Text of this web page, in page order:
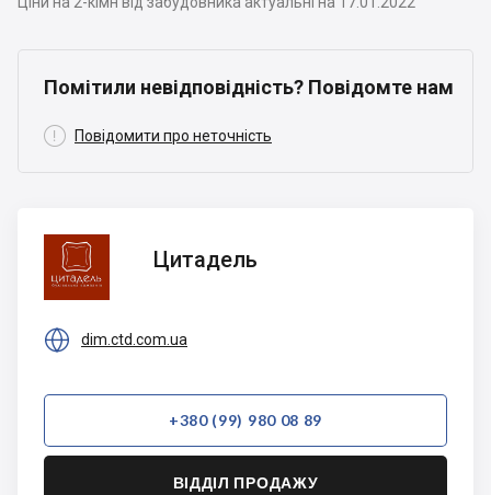
Помітили невідповідність? Повідомте нам
 Повідомити про неточність
Цитадель
Цитадель
 dim.ctd.com.ua
+380 (99) 980 08 89
ВІДДІЛ ПРОДАЖУ